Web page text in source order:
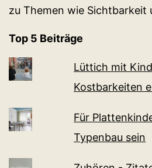
zu Themen wie Sichtbarkeit
Top 5 Beiträge
Lüttich mit
Kostbarkeiten
Für
Typenbau sein